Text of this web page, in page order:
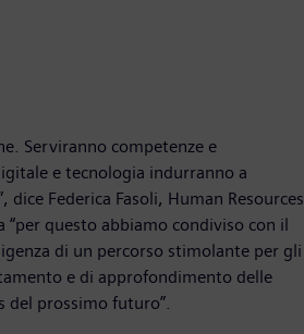
Serviranno competenze e
e tecnologia indurranno a
dice Federica Fasoli, Human Resources
“per questo abbiamo condiviso con il
di un percorso stimolante per gli
e di approfondimento delle
del prossimo futuro”.